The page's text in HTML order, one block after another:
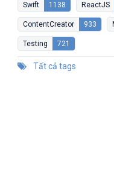
Swift 1138 ReactJS
ContentCreator 933
Testing 721
Tất cả tags